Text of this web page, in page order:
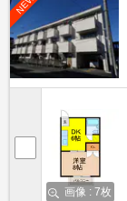
画像 : 7枚